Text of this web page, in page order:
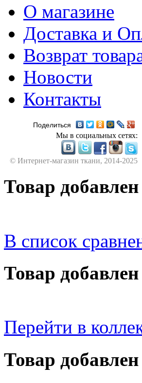
О магазине
Доставка и
Возврат
Новости
Контакты
Поделиться
Мы в социальных сетях:
© Интернет-магазин ткани, 2014-2025
Товар
В список
Товар
Перейти в
Товар